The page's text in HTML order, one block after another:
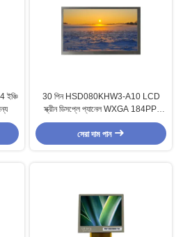
30 পিন HSD080KHW3-A10 LCD
স্ক্রীন ডিসপ্লে প্যানেল WXGA 184PPI
1280*720
সেরা দাম পান